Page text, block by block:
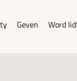
Geven Word lid!